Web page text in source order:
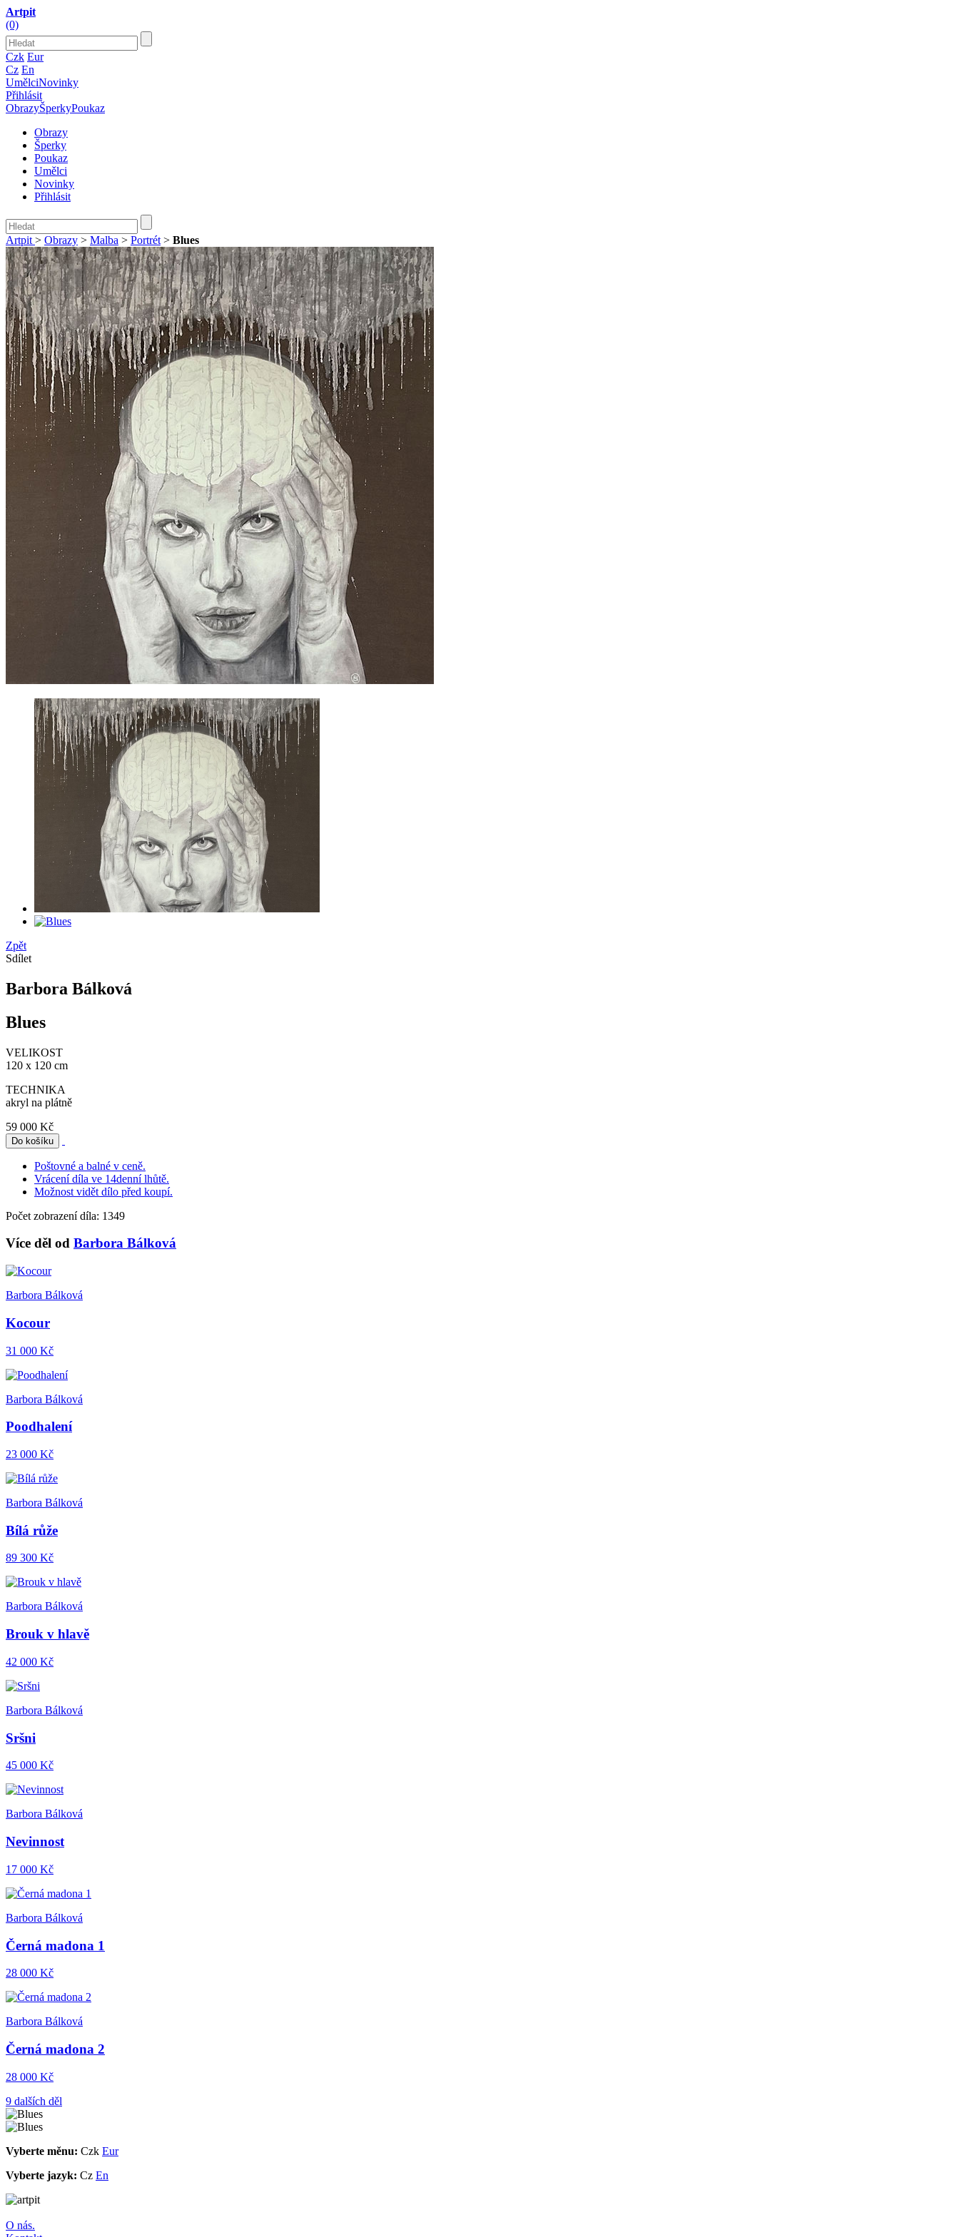
Artpit
(0)
Czk Eur
Cz En
UmělciNovinky
Přihlásit
ObrazyŠperkyPoukaz
Obrazy
Šperky
Poukaz
Umělci
Novinky
Přihlásit
Artpit > Obrazy > Malba > Portrét > Blues
Zpět
Sdílet
Barbora Bálková
Blues
VELIKOST
120 x 120 cm
TECHNIKA
akryl na plátně
59 000 Kč
Poštovné a balné v ceně.
Vrácení díla ve 14denní lhůtě.
Možnost vidět dílo před koupí.
Počet zobrazení díla: 1349
Více děl od Barbora Bálková
Barbora Bálková
Kocour
31 000 Kč
Barbora Bálková
Poodhalení
23 000 Kč
Barbora Bálková
Bílá růže
89 300 Kč
Barbora Bálková
Brouk v hlavě
42 000 Kč
Barbora Bálková
Sršni
45 000 Kč
Barbora Bálková
Nevinnost
17 000 Kč
Barbora Bálková
Černá madona 1
28 000 Kč
Barbora Bálková
Černá madona 2
28 000 Kč
9 dalších děl
Vyberte měnu: Czk Eur
Vyberte jazyk: Cz En
O nás.